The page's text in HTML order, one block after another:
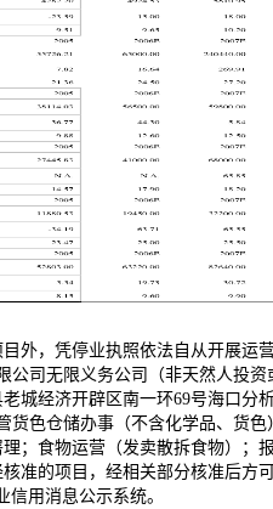
，凭停业执照依法自从开展运营
公司无限义务公司（非天然人投资
城经济开辟区南一环69号海口分
货色仓储办事（不含化学品、货色
；食物运营（发卖散拆食物）；
准的项目，经相关部分核准后方
信用消息公示系统。